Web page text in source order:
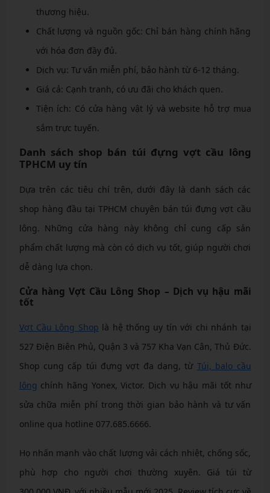
thương hiệu.
Chất lượng và nguồn gốc: Chỉ bán hàng chính hãng
với hóa đơn đầy đủ.
Dịch vụ: Tư vấn miễn phí, bảo hành từ 6-12 tháng.
Giá cả: Cạnh tranh, có ưu đãi cho khách quen.
Tiện ích: Có cửa hàng vật lý và website hỗ trợ mua
sắm trực tuyến.
Danh sách shop bán túi đựng vợt cầu lông
TPHCM uy tín
Dựa trên các tiêu chí trên, dưới đây là danh sách các
shop hàng đầu tại TPHCM chuyên bán túi đựng vợt cầu
lông. Những cửa hàng này không chỉ cung cấp sản
phẩm chất lượng mà còn có dịch vụ tốt, giúp người chơi
dễ dàng lựa chọn.
Cửa hàng Vợt Cầu Lông Shop – Dịch vụ hậu mãi
tốt
Vợt Cầu Lông Shop là hệ thống uy tín với chi nhánh tại
527 Điện Biên Phủ, Quận 3 và 757 Kha Vạn Cân, Thủ Đức.
Shop cung cấp túi đựng vợt đa dạng, từ Túi, balo cầu
lông chính hãng Yonex, Victor. Dịch vụ hậu mãi tốt như
sửa chữa miễn phí trong thời gian bảo hành và tư vấn
online qua hotline 077.685.6666.
Họ nhấn mạnh vào chất lượng vải cách nhiệt, chống sốc,
phù hợp cho người chơi thường xuyên. Giá túi từ